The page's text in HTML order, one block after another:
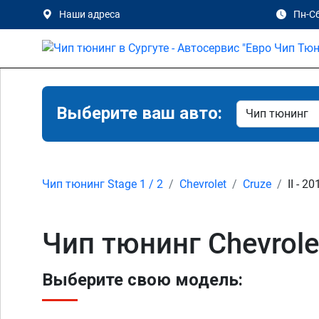
Наши адреса Пн-
Выберите ваш авто:
Чип тюнинг Stage 1 / 2 Chevrolet Cruze II -
Чип тюнинг
Выберите свою модель: